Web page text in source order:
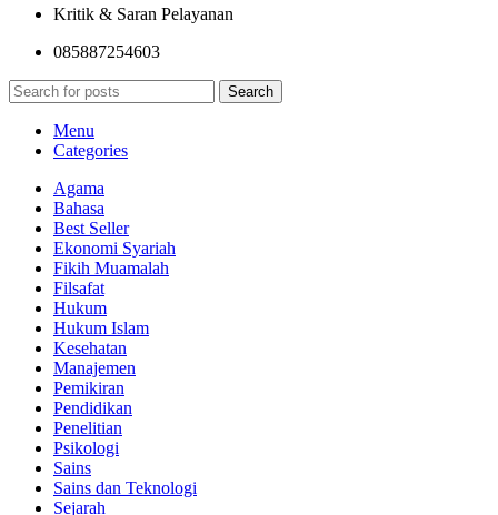
Kritik & Saran Pelayanan
085887254603
Search
Menu
Categories
Agama
Bahasa
Best Seller
Ekonomi Syariah
Fikih Muamalah
Filsafat
Hukum
Hukum Islam
Kesehatan
Manajemen
Pemikiran
Pendidikan
Penelitian
Psikologi
Sains
Sains dan Teknologi
Sejarah